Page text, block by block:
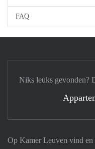
FAQ
Op Kamer Leuven vind
Niks leuks gevonden?